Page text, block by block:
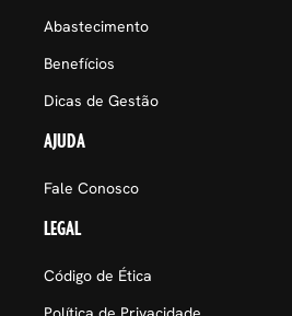
Abastecimento
Benefícios
Dicas de Gestão
AJUDA
Fale Conosco
LEGAL
Código de Ética